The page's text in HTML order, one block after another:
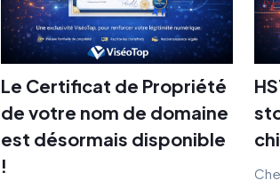
Le Certificat de Propriété
de votre nom de domaine
est désormais disponible
!